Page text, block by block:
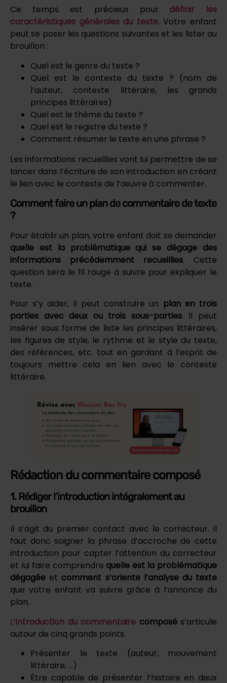
Ce temps est précieux pour définir les
caractéristiques générales du texte. Votre enfant
peut se poser les questions suivantes et les lister au
brouillon :
Quel est le genre du texte ?
Quel est le contexte du texte ? (nom de
l’auteur, contexte littéraire, les grands
principes littéraires)
Quel est le thème du texte ?
Quel est le registre du texte ?
Comment résumer le texte en une phrase ?
Les informations recueillies vont lui permettre de se
lancer dans l’écriture de son introduction en créant
le lien avec le contexte de l’œuvre à commenter.
Comment faire un plan de commentaire de texte
?
Pour établir un plan, votre enfant doit se demander
quelle est la problématique qui se dégage des
informations précédemment recueillies. Cette
question sera le fil rouge à suivre pour expliquer le
texte.
Pour s’y aider, il peut construire un plan en trois
parties avec deux ou trois sous-parties. Il peut
insérer sous forme de liste les principes littéraires,
les figures de style, le rythme et le style du texte,
des références, etc. tout en gardant à l’esprit de
toujours mettre cela en lien avec le contexte
littéraire.
Rédaction du commentaire composé
1. Rédiger l’introduction intégralement au
brouillon
Il s’agit du premier contact avec le correcteur. Il
faut donc soigner la phrase d’accroche de cette
introduction pour capter l’attention du correcteur
et lui faire comprendre quelle est la problématique
dégagée et comment s’oriente l’analyse du texte
que votre enfant va suivre grâce à l’annonce du
plan.
L’introduction du commentaire composés’articule
autour de cinq grands points.
Présenter le texte (auteur, mouvement
littéraire, …)
Être capable de présenter l’histoire en deux